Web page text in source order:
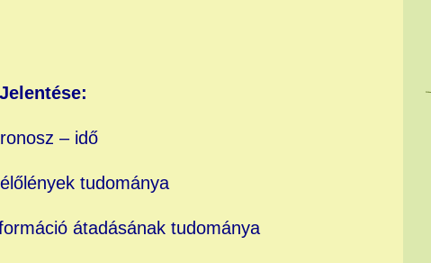
Jelentése:
– idő
tudománya
átadásának tudománya